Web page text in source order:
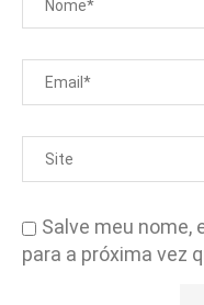
Salve meu nome,
para a próxima vez